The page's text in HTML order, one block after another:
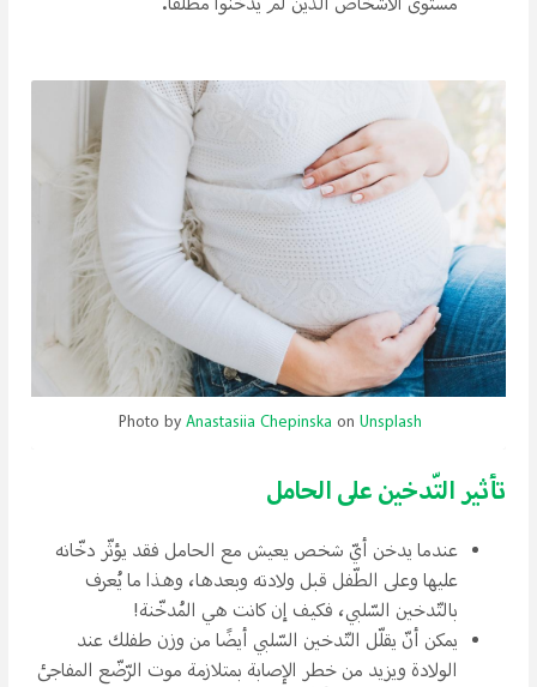
Photo by Anastasiia Chepinska on Unsplash
تأثير التّدخين على الحامل
عندما يدخن أيّ شخص يعيش مع الحامل فقد يؤثّر دخّانه
عليها وعلى الطّفل قبل ولادته وبعدها، وهذا ما يُعرف
بالتّدخين السّلبي، فكيف إن كانت هي المُدخّنة!
يمكن أنّ يقلّل التّدخين السّلبي أيضًا من وزن طفلك عند
الولادة ويزيد من خطر الإصابة بمتلازمة موت الرّضّع المفاجئ